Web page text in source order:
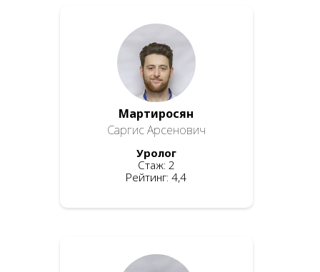
Мартиросян
Саргис Арсенович
Уролог
Стаж: 2
Рейтинг: 4,4